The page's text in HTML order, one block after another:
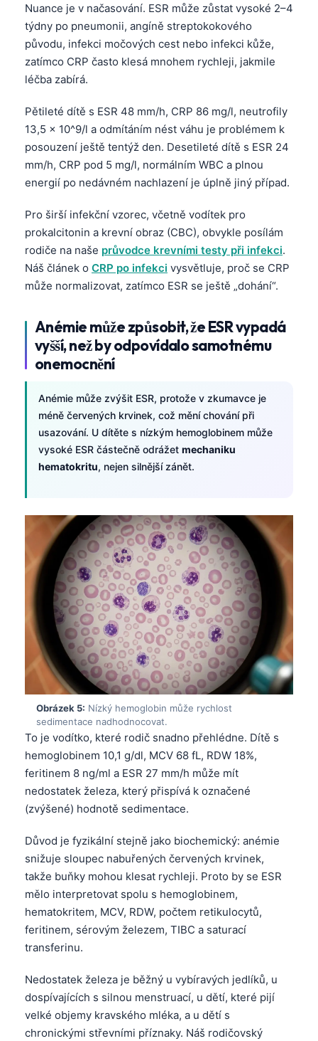
Nuance je v načasování. ESR může zůstat vysoké 2–4
týdny po pneumonii, angíně streptokokového
původu, infekci močových cest nebo infekci kůže,
zatímco CRP často klesá mnohem rychleji, jakmile
léčba zabírá.
Pětileté dítě s ESR 48 mm/h, CRP 86 mg/l, neutrofily
13,5 × 10^9/l a odmítáním nést váhu je problémem k
posouzení ještě tentýž den. Desetileté dítě s ESR 24
mm/h, CRP pod 5 mg/l, normálním WBC a plnou
energií po nedávném nachlazení je úplně jiný případ.
Pro širší infekční vzorec, včetně vodítek pro
prokalcitonin a krevní obraz (CBC), obvykle posílám
rodiče na naše průvodce krevními testy při infekci.
Náš článek o CRP po infekci vysvětluje, proč se CRP
může normalizovat, zatímco ESR se ještě „dohání“.
Anémie může způsobit, že ESR vypadá
vyšší, než by odpovídalo samotnému
onemocnění
Anémie může zvýšit ESR, protože v zkumavce je
méně červených krvinek, což mění chování při
usazování. U dítěte s nízkým hemoglobinem může
vysoké ESR částečně odrážet mechaniku
hematokritu, nejen silnější zánět.
Obrázek 5: Nízký hemoglobin může rychlost
sedimentace nadhodnocovat.
To je vodítko, které rodič snadno přehlédne. Dítě s
hemoglobinem 10,1 g/dl, MCV 68 fL, RDW 18%,
feritinem 8 ng/ml a ESR 27 mm/h může mít
nedostatek železa, který přispívá k označené
(zvýšené) hodnotě sedimentace.
Důvod je fyzikální stejně jako biochemický: anémie
snižuje sloupec nabuřených červených krvinek,
takže buňky mohou klesat rychleji. Proto by se ESR
mělo interpretovat spolu s hemoglobinem,
hematokritem, MCV, RDW, počtem retikulocytů,
feritinem, sérovým železem, TIBC a saturací
transferinu.
Nedostatek železa je běžný u vybíravých jedlíků, u
dospívajících s silnou menstruací, u dětí, které pijí
velké objemy kravského mléka, a u dětí s
chronickými střevními příznaky. Náš rodičovský